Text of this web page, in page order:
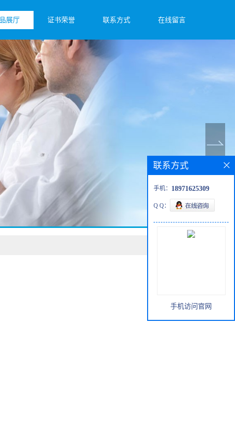
展厅 证书荣誉 联系方式 在线留言
联系方式
手机： 18971625309
Q Q：
手机访问官网